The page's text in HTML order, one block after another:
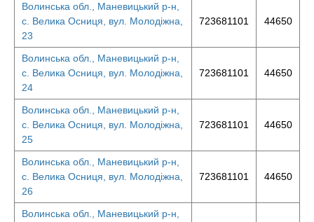
Волинська обл., Маневицький р-н,
с. Велика Осниця, вул. Молодіжна,
23
723681101 44650
Волинська обл., Маневицький р-н,
с. Велика Осниця, вул. Молодіжна,
24
723681101 44650
Волинська обл., Маневицький р-н,
с. Велика Осниця, вул. Молодіжна,
25
723681101 44650
Волинська обл., Маневицький р-н,
с. Велика Осниця, вул. Молодіжна,
26
723681101 44650
Волинська обл., Маневицький р-н,